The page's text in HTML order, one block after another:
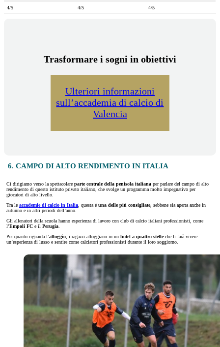
4/5
4/5 4/5
Trasformare i sogni in obiettivi
Ulteriori informazioni
sull’accademia di calcio di
Valencia
6. CAMPO DI ALTO RENDIMENTO IN ITALIA
Ci dirigiamo verso la spettacolare parte centrale della penisola italiana per parlare del campo di alto
rendimento di questo istituto privato italiano, che svolge un programma molto impegnativo per
giocatori di alto livello.
Tra le accademie di calcio in Italia , questa è una delle più consigliate, sebbene sia aperta anche in
autunno e in altri periodi dell’anno.
Gli allenatori della scuola hanno esperienza di lavoro con club di calcio italiani professionisti, come
l’Empoli FC e il Perugia
Per quanto riguarda l’alloggio , i ragazzi alloggiano in un hotel a quattro stelleche li farà vivere
un’esperienza di lusso e sentire come calciatori professionisti durante il loro soggiorno.